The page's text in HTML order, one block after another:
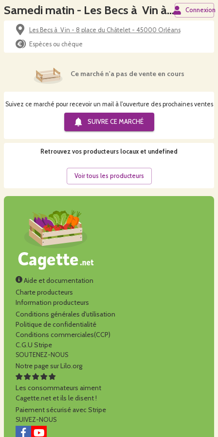
Samedi matin - Les Becs à Vin à Orléans centre Connexion
Les Becs à Vin - 8 place du Châtelet - 45000 Orléans
Espèces ou chèque
Ce marché n'a pas de vente en cours
Suivez ce marché pour recevoir un mail à l'ouverture des prochaines ventes
SUIVRE CE MARCHÉ
Retrouvez vos producteurs locaux et undefined
Voir tous les producteurs
Aide et documentation
Charte producteurs
Information producteurs
Conditions générales d'utilisation
Politique de confidentialité
Conditions commerciales(CCP)
C.G.U Stripe
SOUTENEZ-NOUS
Notre page sur Lilo.org
Les consommateurs aiment
Cagette.net et ils le disent !
Paiement sécurisé avec Stripe
SUIVEZ-NOUS